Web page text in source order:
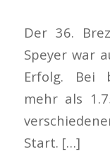
Der 36.
Speyer war
Erfolg. Bei
mehr als
Start. […]